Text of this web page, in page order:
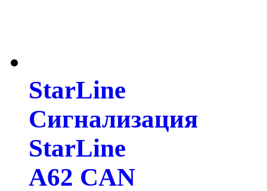
StarLine
Сигнализация
StarLine
A62 CAN